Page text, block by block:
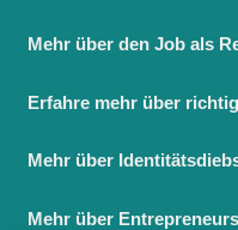
Mehr über den Job als
Erfahre mehr über
Mehr über
Mehr über